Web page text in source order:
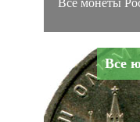
Все